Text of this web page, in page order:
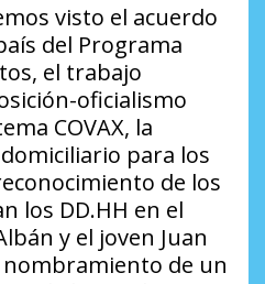
visto el acuerdo
del Programa
el trabajo
oficialismo
COVAX, la
para los
de los
los DD.HH en el
y el joven Juan
nombramiento de un